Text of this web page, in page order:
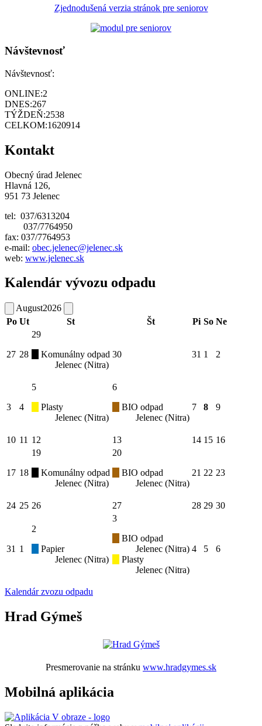
Zjednodušená verzia stránok pre seniorov
Návštevnosť
Návštevnosť:
ONLINE:2
DNES:267
TÝŽDEŇ:2538
CELKOM:1620914
Kontakt
Obecný úrad Jelenec
Hlavná 126,
951 73 Jelenec
tel: 037/6313204
037/7764950
fax: 037/7764953
e-mail: obec.jelenec@jelenec.sk
web: www.jelenec.sk
Kalendár vývozu odpadu
August2026
Po Ut St Št Pi So Ne
27 28
29
Komunálny odpad
Jelenec (Nitra)
30 31 1 2
3 4
5
Plasty
Jelenec (Nitra)
6
BIO odpad
Jelenec (Nitra)
7 8 9
10 11 12 13 14 15 16
17 18
19
Komunálny odpad
Jelenec (Nitra)
20
BIO odpad
Jelenec (Nitra)
21 22 23
24 25 26 27 28 29 30
31 1
2
Papier
Jelenec (Nitra)
3
BIO odpad
Jelenec (Nitra)
Plasty
Jelenec (Nitra)
4 5 6
Kalendár zvozu odpadu
Hrad Gýmeš
Presmerovanie na stránku www.hradgymes.sk
Mobilná aplikácia